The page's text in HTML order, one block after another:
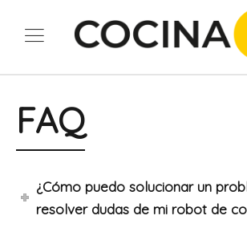
FAQ
¿Cómo puedo solucionar un
resolver dudas de mi robot de